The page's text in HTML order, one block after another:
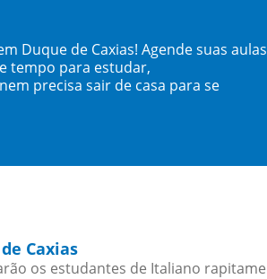
Duque de Caxias! Agende suas aulas
tempo para estudar,
precisa sair de casa para se
Caxias
os estudantes de Italiano